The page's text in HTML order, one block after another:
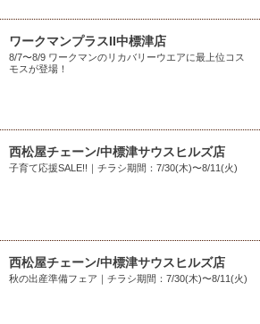
ワークマンプラスII中標津店
8/7〜8/9 ワークマンのリカバリーウエアに最上位コス
モスが登場！
西松屋チェーン/中標津サウスヒルズ店
子育て応援SALE!!｜チラシ期間：7/30(木)〜8/11(火)
西松屋チェーン/中標津サウスヒルズ店
秋の出産準備フェア｜チラシ期間：7/30(木)〜8/11(火)